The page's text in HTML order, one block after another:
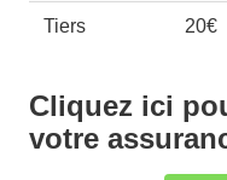
Tiers 20€
Cliquez ici
votre